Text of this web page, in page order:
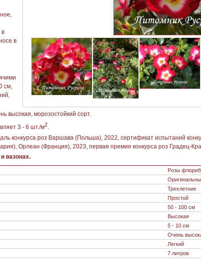
в
в
см,
высокая, морозостойкий сорт.
3 - 6 шт./м2.
конкурса роз Варшава (Польша), 2022, сертификат испытаний
Орлеан (Франция), 2023, первая премия конкурса роз Градец-
вазонах.
Розы
Трехлетние
Простой
50 - 100 см
Высокая
5 - 10 см
Очень
Легкий
7 литров